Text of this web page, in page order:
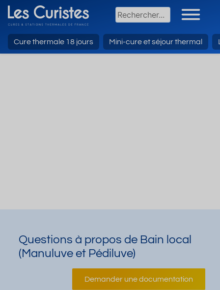
Cure thermale 18 jours Mini-cure et séjour thermal
Questions à propos de Bain local
(Manuluve et Pédiluve)
Demander une documentation